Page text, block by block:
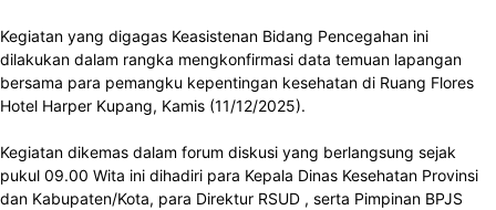
Kegiatan yang digagas Keasistenan Bidang Pencegahan ini
dilakukan dalam rangka mengkonfirmasi data temuan lapangan
bersama para pemangku kepentingan kesehatan di Ruang Flores
Hotel Harper Kupang, Kamis (11/12/2025).
Kegiatan dikemas dalam forum diskusi yang berlangsung sejak
pukul 09.00 Wita ini dihadiri para Kepala Dinas Kesehatan Provinsi
dan Kabupaten/Kota, para Direktur RSUD , serta Pimpinan BPJS